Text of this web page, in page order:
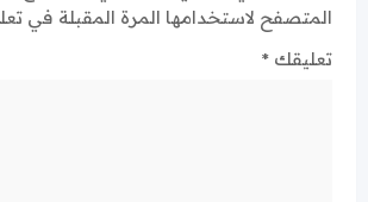
المتصفح لاستخدامها المرة المقبلة في
تعليقك *